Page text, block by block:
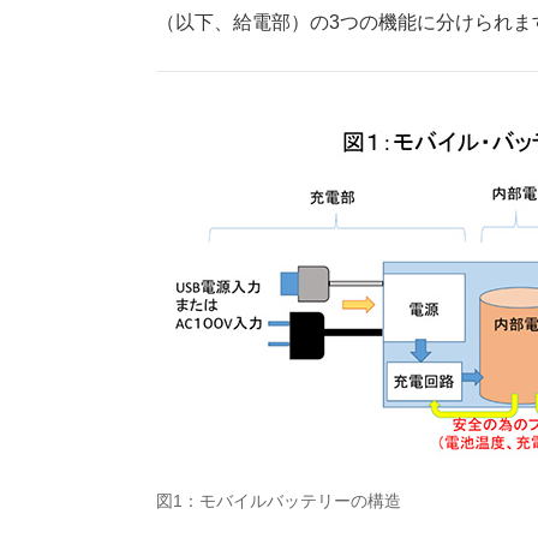
（以下、給電部）の3つの機能に分けられま
図1：モバイルバッテリーの構造